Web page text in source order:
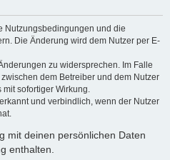
Nutzungsbedingungen und die
Die Änderung wird dem Nutzer per E-
zu widersprechen. Im Falle
dem Betreiber und dem Nutzer
sofortiger Wirkung.
und verbindlich, wenn der Nutzer
mit deinen persönlichen Daten
enthalten.